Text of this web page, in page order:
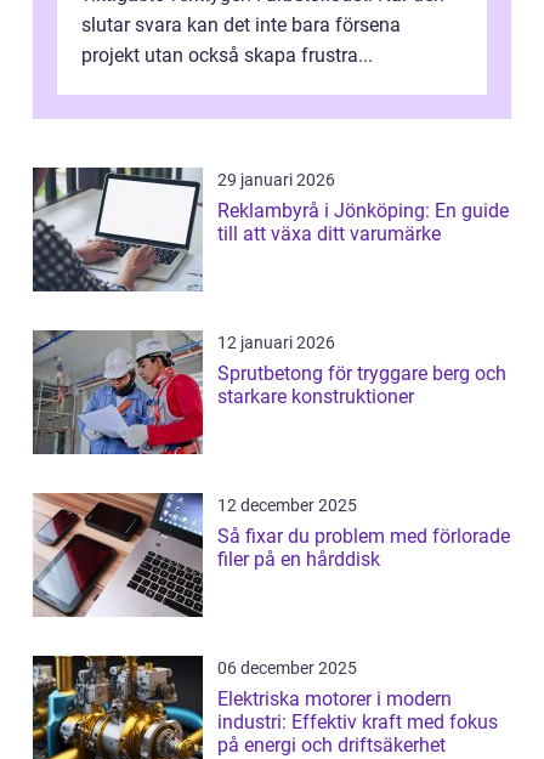
slutar svara kan det inte bara försena
projekt utan också skapa frustra...
29 januari 2026
Reklambyrå i Jönköping: En guide
till att växa ditt varumärke
12 januari 2026
Sprutbetong för tryggare berg och
starkare konstruktioner
12 december 2025
Så fixar du problem med förlorade
filer på en hårddisk
06 december 2025
Elektriska motorer i modern
industri: Effektiv kraft med fokus
på energi och driftsäkerhet